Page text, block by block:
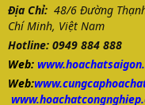
Địa Chỉ: 48/6 Đường
Chí Minh, Việt Nam
Hotline: 0949 884 888
Web: www.
Web: